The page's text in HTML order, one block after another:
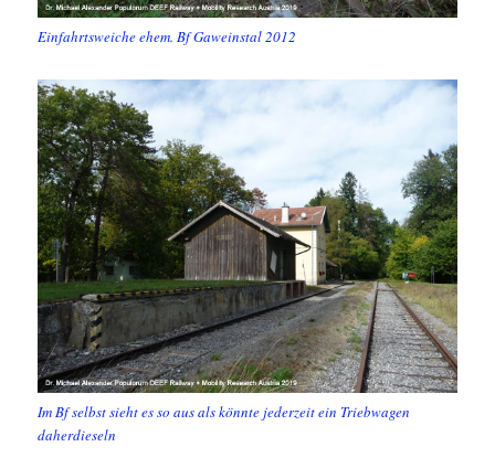
Einfahrtsweiche ehem. Bf Gaweinstal 2012
Im Bf selbst sieht es so aus als könnte jederzeit ein Triebwagen
daherdieseln